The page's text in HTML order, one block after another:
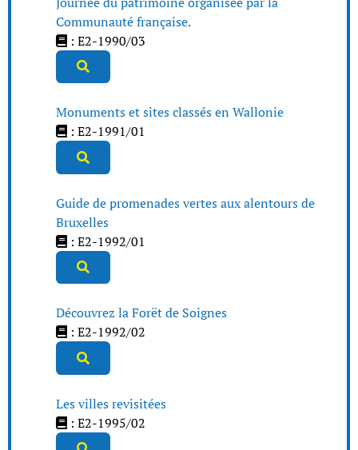
Communauté française.
: E2-1990/03
Monuments et sites classés en Wallonie
: E2-1991/01
Guide de promenades vertes aux alentours de
Bruxelles
: E2-1992/01
Découvrez la Forët de Soignes
: E2-1992/02
Les villes revisitées
: E2-1995/02